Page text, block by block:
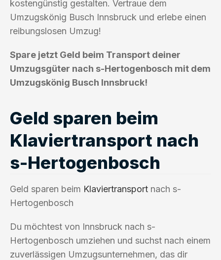
kostengünstig gestalten. Vertraue dem
Umzugskönig Busch Innsbruck und erlebe einen
reibungslosen Umzug!
Spare jetzt Geld beim Transport deiner
Umzugsgüter nach s-Hertogenbosch mit dem
Umzugskönig Busch Innsbruck!
Geld sparen beim
Klaviertransport nach
s-Hertogenbosch
Geld sparen beim Klaviertransport nach s-
Hertogenbosch
Du möchtest von Innsbruck nach s-
Hertogenbosch umziehen und suchst nach einem
zuverlässigen Umzugsunternehmen, das dir